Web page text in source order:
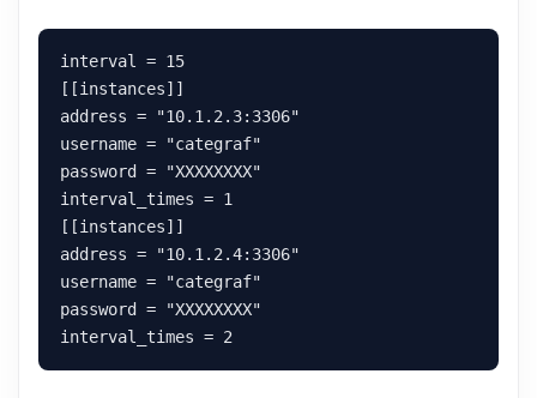
interval = 15
[[instances]]
address = "10.1.2.3:3306"
username = "categraf"
password = "XXXXXXXX"
interval_times = 1
[[instances]]
address = "10.1.2.4:3306"
username = "categraf"
password = "XXXXXXXX"